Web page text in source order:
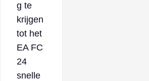
g te
krijgen
tot het
EA FC
24
snelle